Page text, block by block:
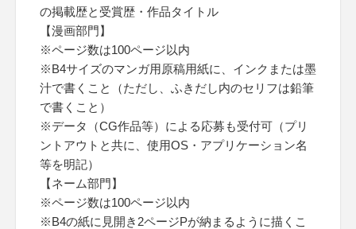
の掲載歴と受賞歴・作品タイトル
【漫画部門】
※ページ数は100ページ以内
※B4サイズのマンガ用原稿用紙に、インクまたは墨
汁で書くこと（ただし、ふきだし内のセリフは鉛筆
で書くこと）
※データ（CG作品等）による応募も受付可（プリ
ントアウトと共に、使用OS・アプリケーション名
等を明記）
【ネーム部門】
※ページ数は100ページ以内
※B4の紙に見開き2ページPが納まるように描くこ